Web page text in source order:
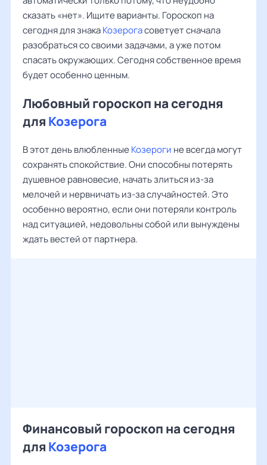
сказать «нет». Ищите варианты. Гороскоп на
сегодня для знакаКозерогасоветует сначала
разобраться со своими задачами, а уже потом
спасать окружающих. Сегодня собственное время
будет особенно ценным.
Любовный гороскоп на сегодня
для Козерога
В этот день влюбленные Козероги не всегда могут
сохранять спокойствие. Они способны потерять
душевное равновесие, начать злиться из-за
мелочей и нервничать из-за случайностей. Это
особенно вероятно, если они потеряли контроль
над ситуацией, недовольны собой или вынуждены
ждать вестей от партнера.
Финансовый гороскоп на сегодня
для Козерога